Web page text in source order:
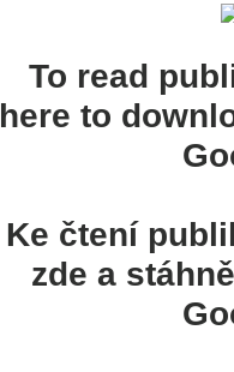
To read
here to
Ke čtení
zde a